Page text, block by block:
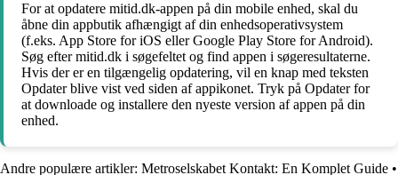
For at opdatere mitid.dk-appen på din mobile enhed, skal du
åbne din appbutik afhængigt af din enhedsoperativsystem
(f.eks. App Store for iOS eller Google Play Store for Android).
Søg efter mitid.dk i søgefeltet og find appen i søgeresultaterne.
Hvis der er en tilgængelig opdatering, vil en knap med teksten
Opdater blive vist ved siden af appikonet. Tryk på Opdater for
at downloade og installere den nyeste version af appen på din
enhed.
Andre populære artikler: Metroselskabet Kontakt: En Komplet Guide •